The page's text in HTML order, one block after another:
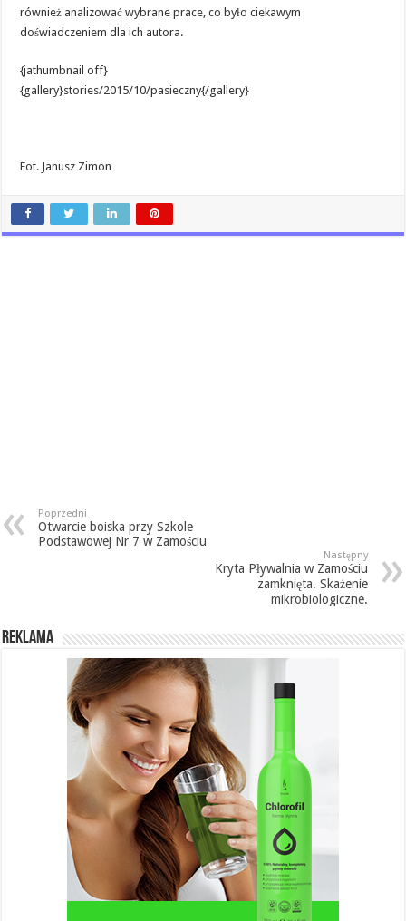
również analizować wybrane prace, co było ciekawym
doświadczeniem dla ich autora.
{jathumbnail off}
{gallery}stories/2015/10/pasieczny{/gallery}
Fot. Janusz Zimon
Poprzedni
Otwarcie boiska przy Szkole
Podstawowej Nr 7 w Zamościu
Następny
Kryta Pływalnia w Zamościu
zamknięta. Skażenie
mikrobiologiczne.
REKLAMA